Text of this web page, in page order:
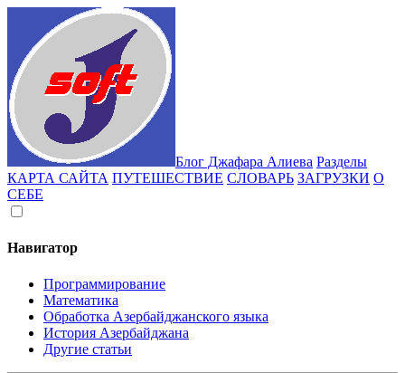
Блог Джафара Алиева Разделы
КАРТА САЙТА ПУТЕШЕСТВИЕ СЛОВАРЬ ЗАГРУЗКИ О
СЕБЕ
Навигатор
Программирование
Математика
Обработка Азербайджанского языка
История Азербайджана
Другие статьи